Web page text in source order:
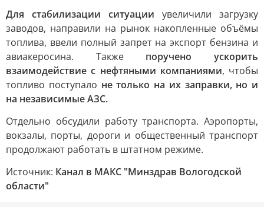
Для стабилизации ситуации увеличили загрузку
заводов, направили на рынок накопленные объёмы
топлива, ввели полный запрет на экспорт бензина и
авиакеросина. Также поручено ускорить
взаимодействие с нефтяными компаниями, чтобы
топливо поступало не только на их заправки, но и
на независимые АЗС.
Отдельно обсудили работу транспорта. Аэропорты,
вокзалы, порты, дороги и общественный транспорт
продолжают работать в штатном режиме.
Источник: Канал в МАКС "Минздрав Вологодской
области"